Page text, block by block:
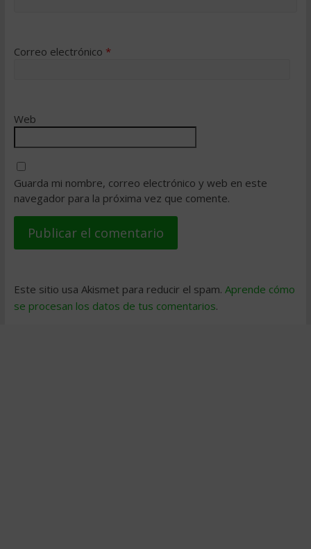
Correo electrónico *
Web
Guarda mi nombre, correo electrónico y web en este
navegador para la próxima vez que comente.
Este sitio usa Akismet para reducir el spam. Aprende cómo
se procesan los datos de tus comentarios.